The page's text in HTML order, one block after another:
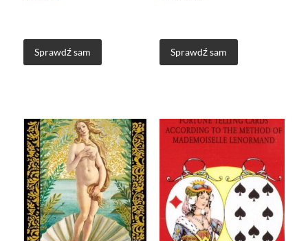
Sprawdź sam Sprawdź sam